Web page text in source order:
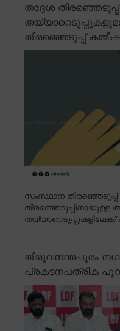
തദ്ദേശ
തിരഞ്ഞെടുപ്പ്
സംസ്ഥാന
തിരഞ്ഞെടുപ്പിനായുള്ള
തയ്യാറെടുപ്പുകളിലേക്ക്
തിരുവനന്തപുരം
പ്രകടനപത്രിക